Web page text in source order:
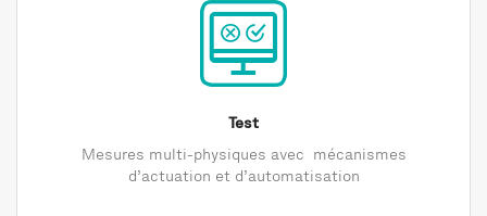
Test
Mesures multi-physiques avec mécanismes
d’actuation et d’automatisation